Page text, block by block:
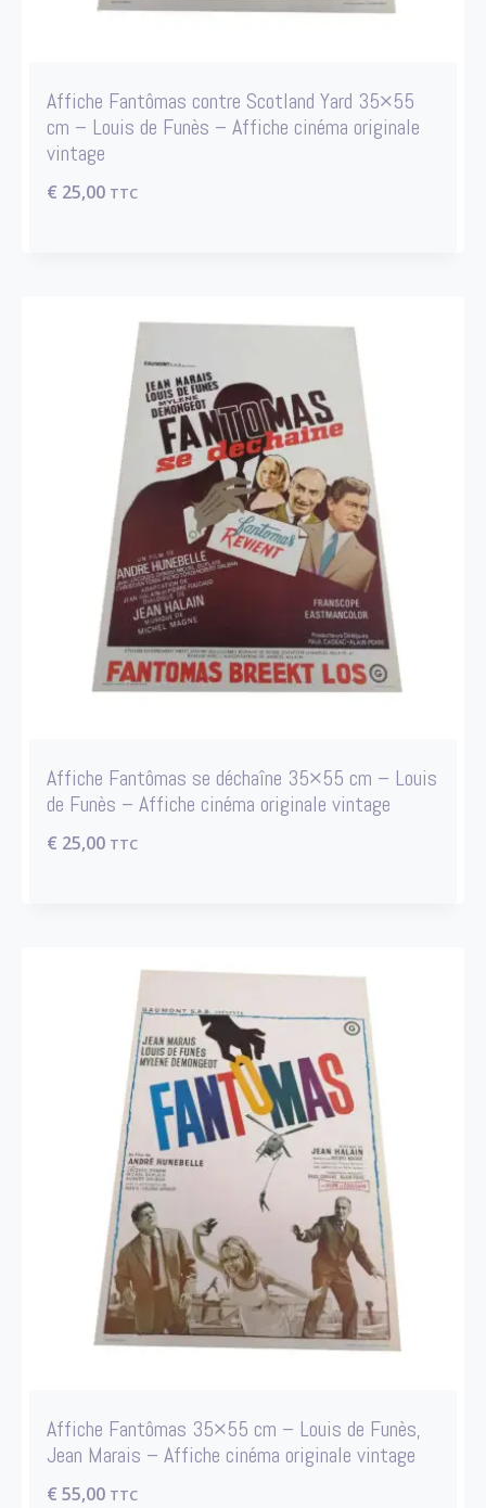
Affiche Fantômas contre Scotland Yard 35×55
cm – Louis de Funès – Affiche cinéma originale
vintage
€ 25,00 TTC
Affiche Fantômas se déchaîne 35×55 cm – Louis
de Funès – Affiche cinéma originale vintage
€ 25,00 TTC
Affiche Fantômas 35×55 cm – Louis de Funès,
Jean Marais – Affiche cinéma originale vintage
€ 55,00 TTC